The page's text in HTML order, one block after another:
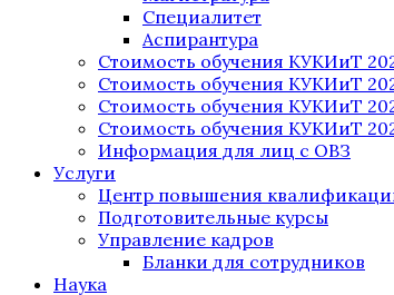
Специалитет
Аспирантура
Стоимость обучения КУКИиТ
Стоимость обучения КУКИиТ
Стоимость обучения КУКИиТ
Стоимость обучения КУКИиТ
Информация для лиц с ОВЗ
Услуги
Центр повышения
Подготовительные курсы
Управление кадров
Бланки для сотрудников
Наука